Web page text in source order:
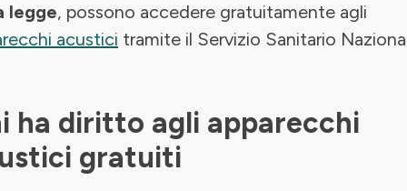
legge, possono accedere gratuitamente agli
acustici tramite il Servizio Sanitario
ha diritto agli apparecchi
gratuiti